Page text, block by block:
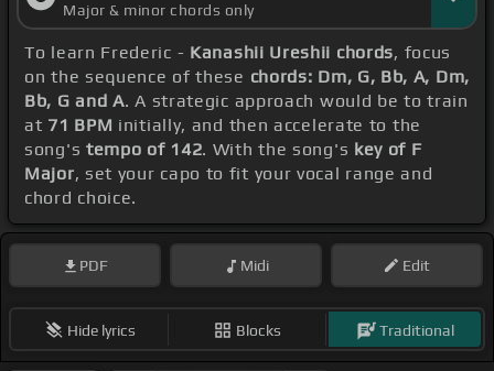
Major & minor chords only
To learn Frederic - Kanashii Ureshii chords, focus
on the sequence of these chords: Dm, G, Bb, A, Dm,
Bb, G and A. A strategic approach would be to train
at 71 BPM initially, and then accelerate to the
song's tempo of 142. With the song's key of F
Major, set your capo to fit your vocal range and
chord choice.
PDF Midi Edit
Hide lyrics Blocks Traditional